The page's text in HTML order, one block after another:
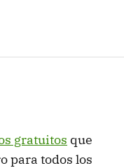
gratuitos que
para todos los